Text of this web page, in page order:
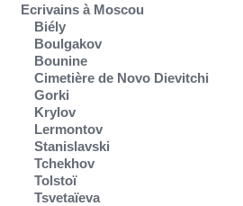
Ecrivains à Moscou
Biély
Boulgakov
Bounine
Cimetière de Novo Dievitchi
Gorki
Krylov
Lermontov
Stanislavski
Tchekhov
Tolstoï
Tsvetaïeva